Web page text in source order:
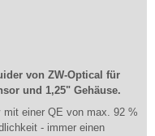
von ZW-Optical für
und 1,25" Gehäuse.
einer QE von max. 92 %
- immer einen